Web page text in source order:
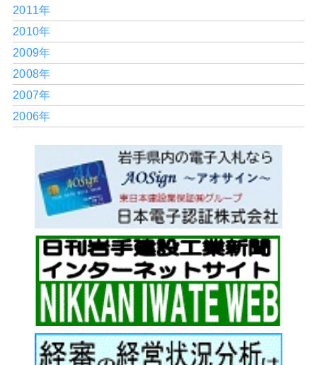
2011年
2010年
2009年
2008年
2007年
2006年